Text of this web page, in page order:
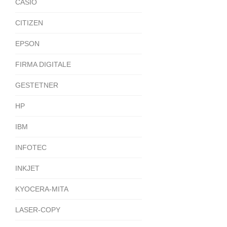
CASIO
CITIZEN
EPSON
FIRMA DIGITALE
GESTETNER
HP
IBM
INFOTEC
INKJET
KYOCERA-MITA
LASER-COPY